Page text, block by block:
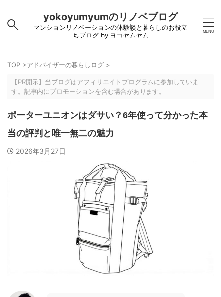
yokoyumyumのリノベブログ
マンションリノベーションの体験談と暮らしのお役立
ちブログ by ヨコヤムヤム
TOP >アドバイザーの暮らしログ >
【PR開示】当ブログはアフィリエイトプログラムに参加していま
す。記事内にプロモーションを含む場合があります。
ポーターユニオンはダサい？6年使って分かった本
当の評判と唯一無二の魅力
2026年3月27日